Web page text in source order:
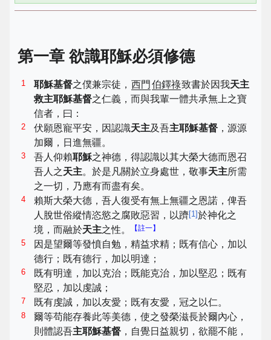
第一章 欲識耶穌必須修德
1 耶穌基督之僕兼宗徒， 西門 伯鐸祿致書於因我天主
救主耶穌基督之仁義，而與我輩一體共承無上之寶
信者，曰：
2 伏願恩寵平安，因認識天主及吾主耶穌基督 ，源源
加爾，日進無疆。
3 吾人仰賴耶穌之神德，得認識以其大榮大德而恩召
吾人之天主。於是凡關於立身處世，敬事天主所需
之一切，乃應有而盡有矣。
4
賴斯大榮大德，吾人復受有無上無疆之恩諾，俾吾
人脫世俗縱情恣慾之腐敗惡習，以躋[1]於神化之
境，而融於天主之性。 【註一】
5
因是望爾等發憤自勉，精益求精；既有信心，加以
德行；既有德行，加以明達；
6
既有明達，加以克治；既能克治，加以堅忍；既有
堅忍，加以虔誠；
7 既有虔誠，加以友愛；既有友愛，冠之以仁。
8
爾等苟能存養此等美德，使之發榮滋長於爾內心，
則體認吾主耶穌基督 ，自覺日益親切，欲罷不能，